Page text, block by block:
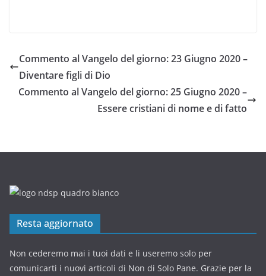
Commento al Vangelo del giorno: 23 Giugno 2020 –
Diventare figli di Dio
Commento al Vangelo del giorno: 25 Giugno 2020 –
Essere cristiani di nome e di fatto
Resta aggiornato
Non cederemo mai i tuoi dati e li useremo solo per
comunicarti i nuovi articoli di Non di Solo Pane. Grazie per la